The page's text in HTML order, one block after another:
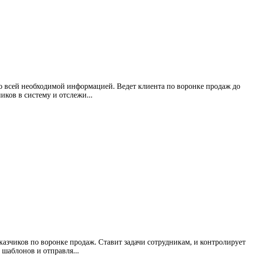
всей необходимой информацией. Ведет клиента по воронке продаж до
в систему и отслежи...
по воронке продаж. Ставит задачи сотрудникам, и контролирует
и отправля...